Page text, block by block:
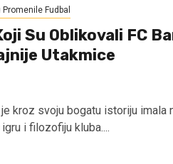
Fudbal
Su Oblikovali FC
Utakmice
je kroz svoju bogatu istoriju
i filozofiju kluba....